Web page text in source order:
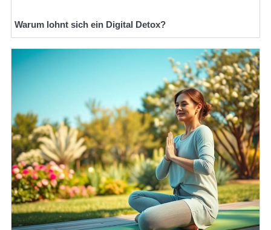
Warum lohnt sich ein Digital Detox?